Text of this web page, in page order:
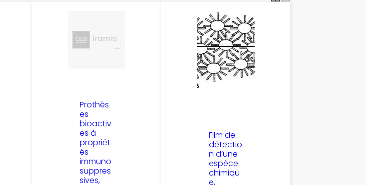
Prothès
es
bioactiv
es à
propriét
és
immuno
suppres
sives,
Film de
détectio
n d’une
espèce
chimiqu
e,